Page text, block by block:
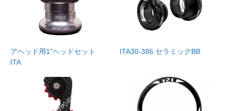
アヘッド用1”ヘッドセット
ITA
ITA30-386 セラミックBB